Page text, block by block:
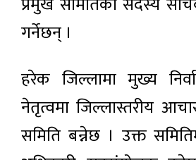
गर्नेछन् ।
हरेक जिल्लामा मुख्य
नेतृत्वमा जिल्लास्तरीय
समिति बन्नेछ । उक्त